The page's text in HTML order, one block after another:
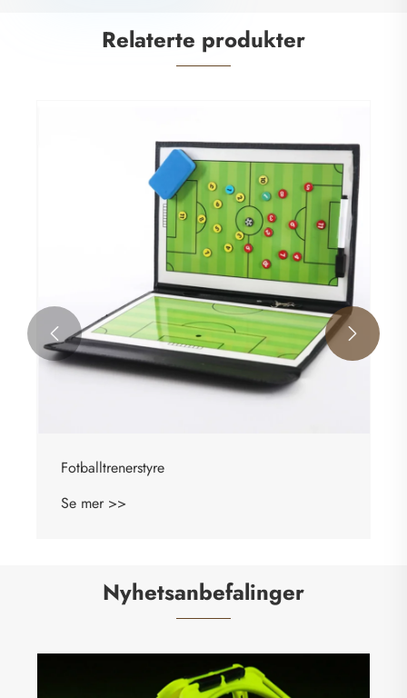
Relaterte produkter
Basketball Coaching Board
Se mer >>
 
Nyhetsanbefalinger